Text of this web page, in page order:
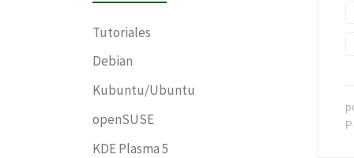
Tutoriales
Debian
Kubuntu/Ubuntu
openSUSE
KDE Plasma 5